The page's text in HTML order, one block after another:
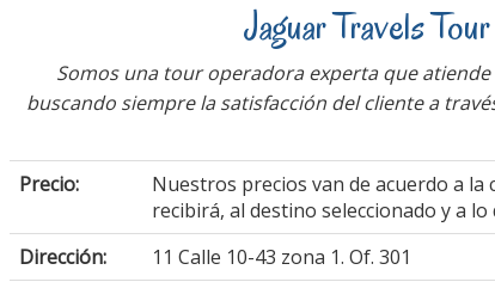
Jaguar Travels
Somos una tour operadora experta que
buscando siempre la satisfacción del cliente a
Precio:
Nuestros precios van de acuerdo a la
recibirá, al destino seleccionado y a lo
Dirección:
11 Calle 10-43 zona 1. Of. 301